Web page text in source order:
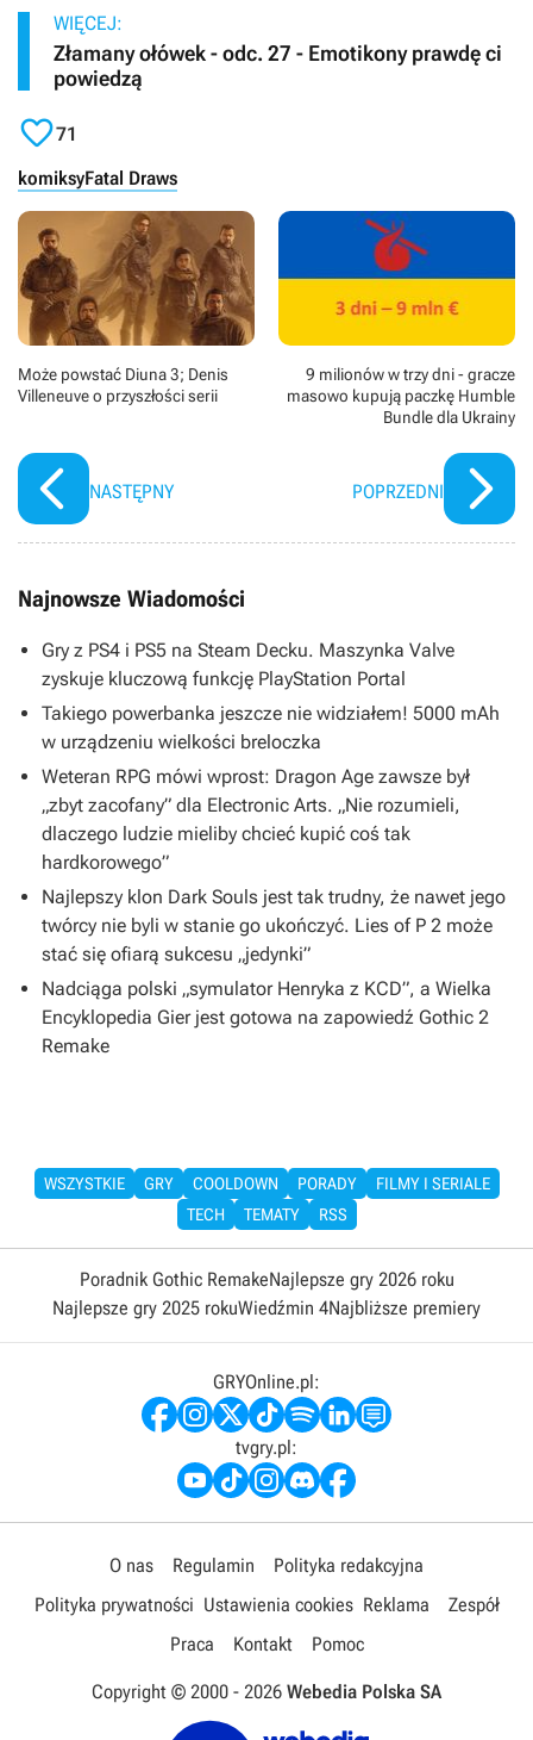
WIĘCEJ:
Złamany ołówek - odc. 27 - Emotikony prawdę ci
powiedzą
71
komiksyFatal Draws
Może powstać Diuna 3; Denis
Villeneuve o przyszłości serii
NASTĘPNY
9 milionów w trzy dni - gracze
masowo kupują paczkę Humble
Bundle dla Ukrainy
POPRZEDNI
Najnowsze Wiadomości
Gry z PS4 i PS5 na Steam Decku. Maszynka Valve
zyskuje kluczową funkcję PlayStation Portal
Takiego powerbanka jeszcze nie widziałem! 5000 mAh
w urządzeniu wielkości breloczka
Weteran RPG mówi wprost: Dragon Age zawsze był
„zbyt zacofany” dla Electronic Arts. „Nie rozumieli,
dlaczego ludzie mieliby chcieć kupić coś tak
hardkorowego”
Najlepszy klon Dark Souls jest tak trudny, że nawet jego
twórcy nie byli w stanie go ukończyć. Lies of P 2 może
stać się ofiarą sukcesu „jedynki”
Nadciąga polski „symulator Henryka z KCD”, a Wielka
Encyklopedia Gier jest gotowa na zapowiedź Gothic 2
Remake
WSZYSTKIE GRY COOLDOWN PORADY
FILMY I SERIALE
TECH
TEMATY RSS
Poradnik Gothic RemakeNajlepsze gry 2026 roku
Najlepsze gry 2025 rokuWiedźmin 4Najbliższe premiery
GRYOnline.pl:
tvgry.pl:
O nas Regulamin
Polityka redakcyjna
Polityka prywatności Ustawienia cookies Reklama
Zespół
Praca
Kontakt Pomoc
Copyright © 2000 - 2026 Webedia Polska SA